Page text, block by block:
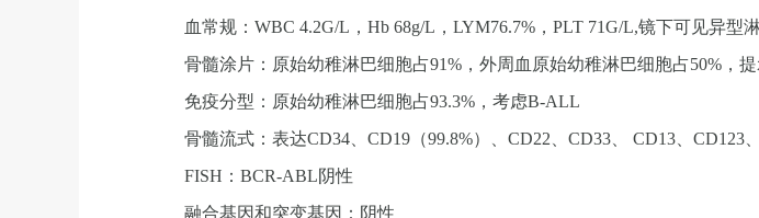
血常规：WBC 4.2G/L，Hb 68g/L，LYM76.7%，PLT 71G/L,镜下可见异型
骨髓涂片：原始幼稚淋巴细胞占91%，外周血原始幼稚淋巴细胞占50%，
免疫分型：原始幼稚淋巴细胞占93.3%，考虑B-ALL
骨髓流式：表达CD34、CD19（99.8%）、CD22、CD33、 CD13、CD123
FISH：BCR-ABL阴性
融合基因和突变基因：阴性